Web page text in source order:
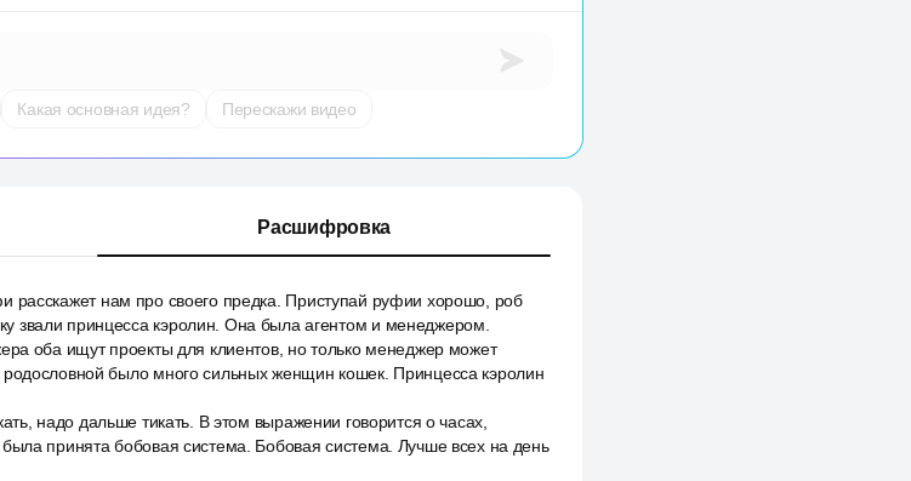
Какая основная идея? Перескажи видео
Расшифровка
расскажет нам про своего предка. Приступай руфии хорошо, роб
звали принцесса кэролин. Она была агентом и менеджером.
оба ищут проекты для клиентов, но только менеджер может
было много сильных женщин кошек. Принцесса кэролин
надо дальше тикать. В этом выражении говорится о часах,
принята бобовая система. Бобовая система. Лучше всех на день